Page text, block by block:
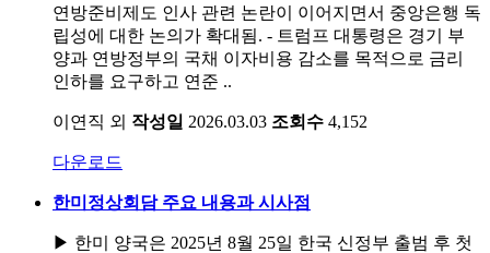
연방준비제도 인사 관련 논란이 이어지면서 중앙은행 독
립성에 대한 논의가 확대됨. - 트럼프 대통령은 경기 부
양과 연방정부의 국채 이자비용 감소를 목적으로 금리
인하를 요구하고 연준 ..
이연직 외 작성일 2026.03.03 조회수 4,152
다운로드
한미정상회담 주요 내용과 시사점
▶ 한미 양국은 2025년 8월 25일 한국 신정부 출범 후 첫